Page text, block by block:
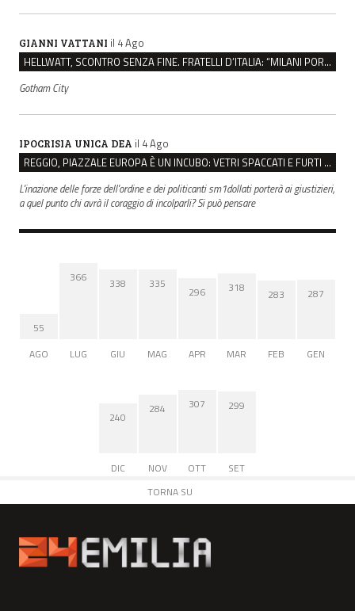
GIANNI VATTANI il 4 Ago
HELLWATT, SCONTRO SENZA FINE. FRATELLI D’ITALIA: “MILANI PORTA DOCUMENTI, DE FRANCO INSULTI”
Gotham City
IPOCRISIA UNICA DEA il 4 Ago
REGGIO, PIAZZALE EUROPA È UN INCUBO: VETRI SPACCATI E FURTI SULLE AUTO IN SOSTA
L'inazione delle forze dell'ordine e dei politicanti sm1dollati porterà ai giustizieri,
a quel punto chi avrà il coraggio di incolparli? Si può pensare
55
AGO
366
LUG
338
GIU
335
MAG
296
APR
318
MAR
283
FEB
287
GEN
240
DIC
284
NOV
307
OTT
299
SET
TORNA SU